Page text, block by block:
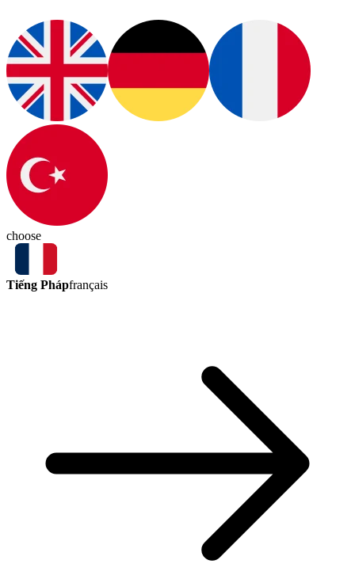
choose
Tiếng Phápfrançais